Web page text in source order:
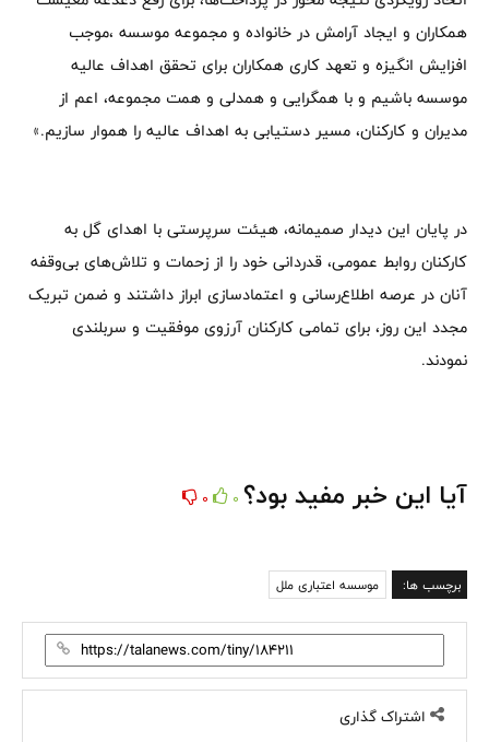
همکاران و ایجاد آرامش در خانواده و مجموعه موسسه ،موجب
افزایش انگیزه و تعهد کاری همکاران برای تحقق اهداف عالیه
موسسه باشیم و با همگرایی و همدلی و همت مجموعه، اعم از
مدیران و کارکنان، مسیر دستیابی به اهداف عالیه را هموار سازیم.»
در پایان این دیدار صمیمانه، هیئت سرپرستی با اهدای گل به
کارکنان روابط عمومی، قدردانی خود را از زحمات و تلاش‌های بی‌وقفه
آنان در عرصه اطلاع‌رسانی و اعتمادسازی ابراز داشتند و ضمن تبریک
مجدد این روز، برای تمامی کارکنان آرزوی موفقیت و سربلندی
نمودند.
آیا این خبر مفید بود؟ 0
0
برچسب ها: موسسه اعتباری ملل
اشتراک گذاری